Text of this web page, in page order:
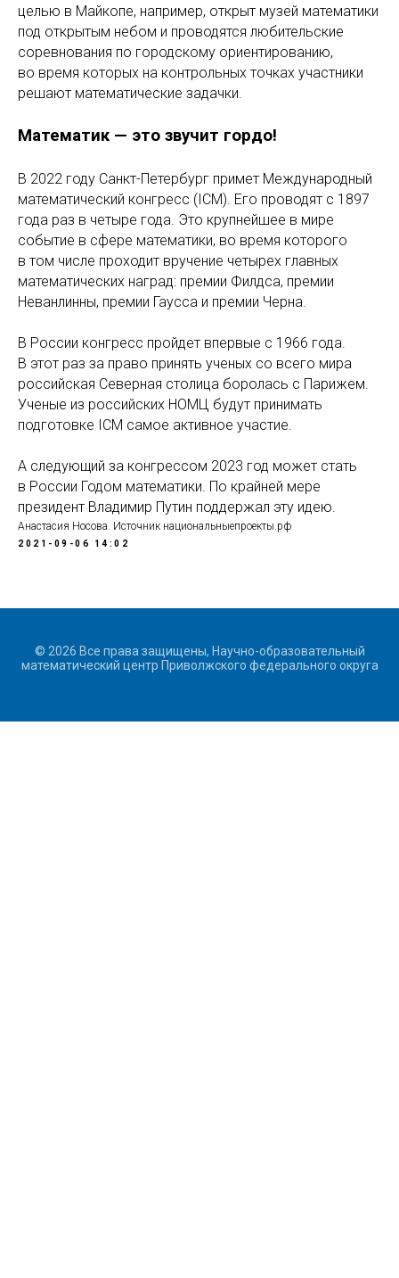
целью в Майкопе, например, открыт музей математики
под открытым небом и проводятся любительские
соревнования по городскому ориентированию,
во время которых на контрольных точках участники
решают математические задачки.
Математик — это звучит гордо!
В 2022 году Санкт-Петербург примет Международный
математический конгресс (ICM). Его проводят с 1897
года раз в четыре года. Это крупнейшее в мире
событие в сфере математики, во время которого
в том числе проходит вручение четырех главных
математических наград: премии Филдса, премии
Неванлинны, премии Гаусса и премии Черна.
В России конгресс пройдет впервые с 1966 года.
В этот раз за право принять ученых со всего мира
российская Северная столица боролась с Парижем.
Ученые из российских НОМЦ будут принимать
подготовке ICM самое активное участие.
А следующий за конгрессом 2023 год может стать
в России Годом математики. По крайней мере
президент Владимир Путин поддержал эту идею.
Анастасия Носова. Источник национальныепроекты.рф
2021-09-06 14:02
© 2026 Все права защищены, Научно-образовательный
математический центр Приволжского федерального округа